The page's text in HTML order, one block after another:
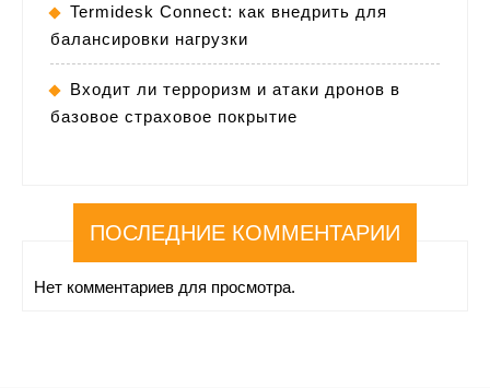
Termidesk Connect: как внедрить для
балансировки нагрузки
Входит ли терроризм и атаки дронов в
базовое страховое покрытие
ПОСЛЕДНИЕ КОММЕНТАРИИ
Нет комментариев для просмотра.